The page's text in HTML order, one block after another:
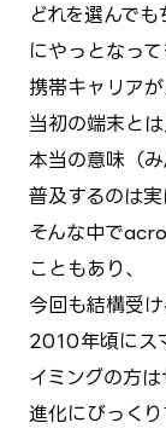
どれを選んで
にやっとなって
携帯キャリア
当初の端末と
本当の意味（
普及するのは
そんな中で
こともあり、
今回も結構受け
2010年頃にス
イミングの方は
進化にびっくり